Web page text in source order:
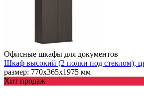
Офисные шкафы для документов
Шкаф высокий (2 полки под стеклом),
размер: 770х365х1975 мм
Хит продаж